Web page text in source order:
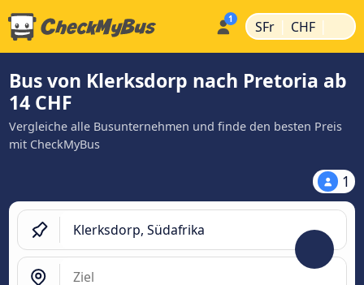
SFr | CHF |
Bus von Klerksdorp nach Pretoria ab
14 CHF
Vergleiche alle Busunternehmen und finde den besten Preis
mit CheckMyBus
1